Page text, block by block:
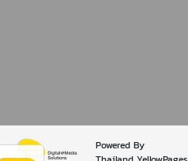
Powered By